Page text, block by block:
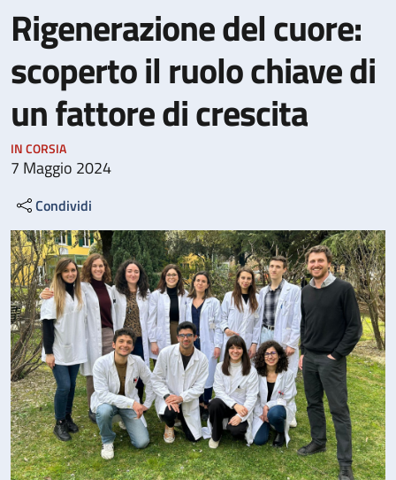
Rigenerazione del cuore:
scoperto il ruolo chiave di
un fattore di crescita
IN CORSIA
7 Maggio 2024
Condividi